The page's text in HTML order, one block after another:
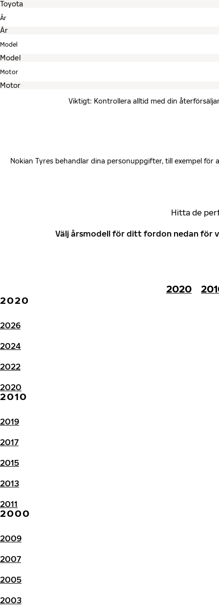
År
Model
Motor
Viktigt: Kontrollera alltid med din
Nokian Tyres behandlar dina personuppgifter, till exempel
Hitta de
Välj årsmodell för ditt fordon nedan för
2020
2020
2026
2024
2022
2020
2010
2019
2017
2015
2013
2011
2000
2009
2007
2005
2003